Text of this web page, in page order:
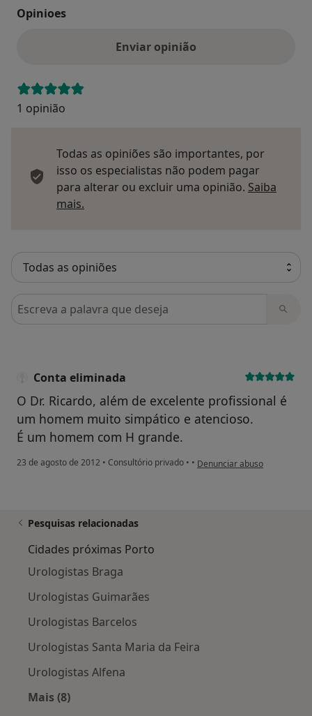
Opinioes
Enviar opinião
1 opinião
Todas as opiniões são importantes, por
isso os especialistas não podem pagar
para alterar ou excluir uma opinião. Saiba
mais.
Pesquisar em opiniões
Conta eliminada
O Dr. Ricardo, além de excelente profissional é
um homem muito simpático e atencioso.
É um homem com H grande.
23 de agosto de 2012 • Consultório privado • • na opinião do utilizador
Denunciar abuso
Pesquisas relacionadas
Cidades próximas Porto
Urologistas Braga
Urologistas Guimarães
Urologistas Barcelos
Urologistas Santa Maria da Feira
Urologistas Alfena
Mais (8)